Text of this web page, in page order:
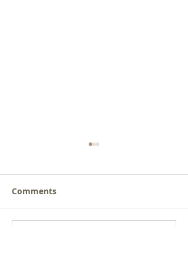
Comments